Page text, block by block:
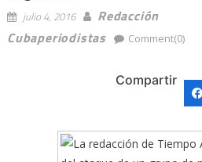
julio 4, 2016
Redacción
Cubaperiodistas
Comment(0)
Compartir